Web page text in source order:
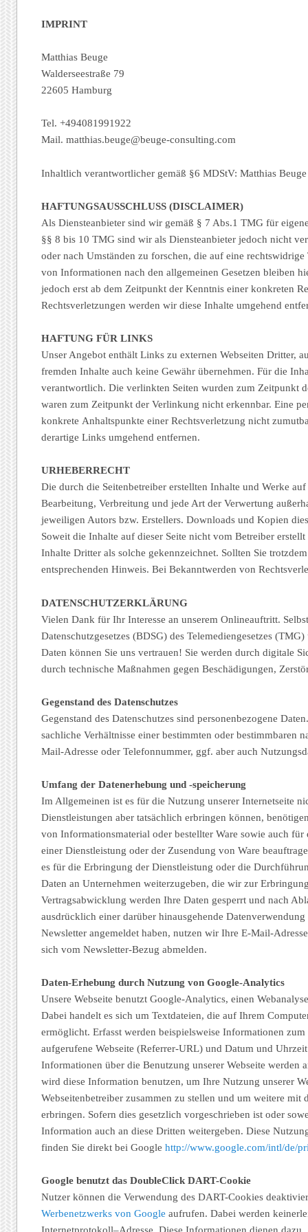
IMPRINT
Matthias Beuge
Walderseestraße 79
22605 Hamburg
Tel. +494081991922
Mail. matthias.beuge@beuge-consulting.com
Inhaltlich verantwortlicher gemäß §6 MDStV: Matthias Beuge
HAFTUNGSAUSSCHLUSS (DISCLAIMER)
Als Diensteanbieter sind wir gemäß § 7 Abs.1 TMG für
§§ 8 bis 10 TMG sind wir als Diensteanbieter jedoch nicht
oder nach Umständen zu forschen, die auf eine
von Informationen nach den allgemeinen Gesetzen bleiben
jedoch erst ab dem Zeitpunkt der Kenntnis einer konkreten
Rechtsverletzungen werden wir diese Inhalte umgehend
HAFTUNG FÜR LINKS
Unser Angebot enthält Links zu externen Webseiten Dritter,
fremden Inhalte auch keine Gewähr übernehmen. Für die
verantwortlich. Die verlinkten Seiten wurden zum Zeitpunkt
waren zum Zeitpunkt der Verlinkung nicht erkennbar. Eine
konkrete Anhaltspunkte einer Rechtsverletzung nicht
derartige Links umgehend entfernen.
URHEBERRECHT
Die durch die Seitenbetreiber erstellten Inhalte und Werke
Bearbeitung, Verbreitung und jede Art der Verwertung
jeweiligen Autors bzw. Erstellers. Downloads und Kopien
Soweit die Inhalte auf dieser Seite nicht vom Betreiber
Inhalte Dritter als solche gekennzeichnet. Sollten Sie
entsprechenden Hinweis. Bei Bekanntwerden von
DATENSCHUTZERKLÄRUNG
Vielen Dank für Ihr Interesse an unserem Onlineauftritt.
Datenschutzgesetzes (BDSG) des Telemediengesetzes
Daten können Sie uns vertrauen! Sie werden durch digitale
durch technische Maßnahmen gegen Beschädigungen,
Gegenstand des Datenschutzes
Gegenstand des Datenschutzes sind personenbezogene
sachliche Verhältnisse einer bestimmten oder bestimmbaren
Mail-Adresse oder Telefonnummer, ggf. aber auch
Umfang der Datenerhebung und -speicherung
Im Allgemeinen ist es für die Nutzung unserer Internetseite
Dienstleistungen aber tatsächlich erbringen können,
von Informationsmaterial oder bestellter Ware sowie auch
einer Dienstleistung oder der Zusendung von Ware
es für die Erbringung der Dienstleistung oder die
Daten an Unternehmen weiterzugeben, die wir zur
Vertragsabwicklung werden Ihre Daten gesperrt und nach
ausdrücklich einer darüber hinausgehende
Newsletter angemeldet haben, nutzen wir Ihre E-Mail-
sich vom Newsletter-Bezug abmelden.
Daten-Erhebung durch Nutzung von Google-Analytics
Unsere Webseite benutzt Google-Analytics, einen
Dabei handelt es sich um Textdateien, die auf Ihrem
ermöglicht. Erfasst werden beispielsweise Informationen
aufgerufene Webseite (Referrer-URL) und Datum und
Informationen über die Benutzung unserer Webseite
wird diese Information benutzen, um Ihre Nutzung unserer
Webseitenbetreiber zusammen zu stellen und um weitere
erbringen. Sofern dies gesetzlich vorgeschrieben ist oder
Information auch an diese Dritten weitergeben. Diese
finden Sie direkt bei Googlehttp://www.google.com/intl/de/
Google benutzt das DoubleClick DART-Cookie
Nutzer können die Verwendung des DART-Cookies
Werbenetzwerks von Google aufrufen. Dabei werden